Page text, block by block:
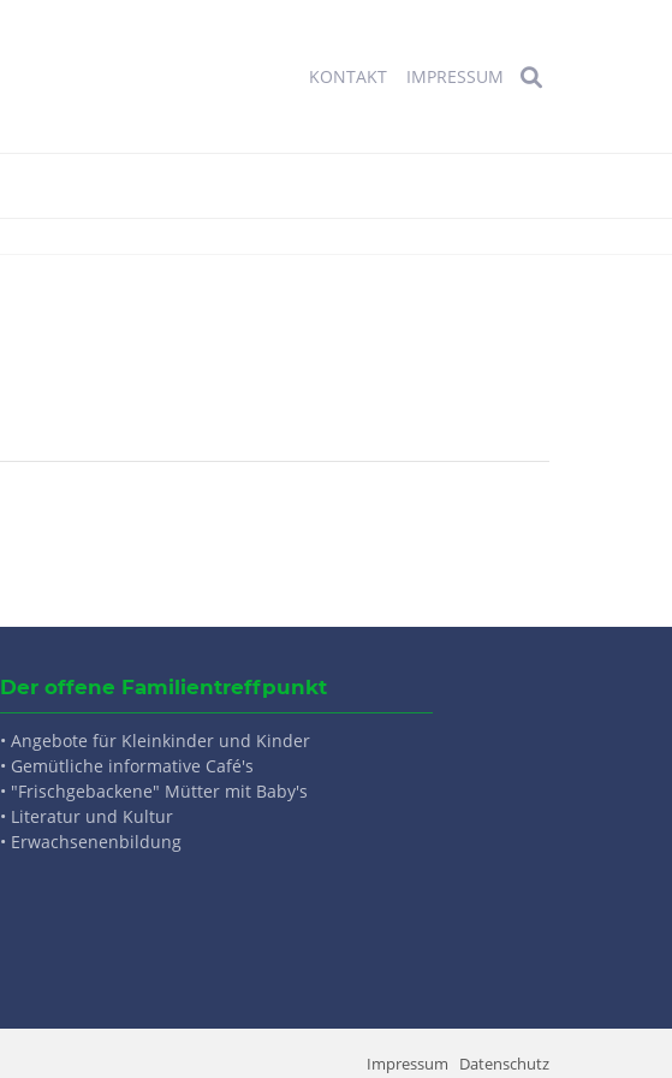
NAVIGATION
KONTAKT IMPRESSUM
Der offene Familientreffpunkt
• Angebote für Kleinkinder und Kinder
• Gemütliche informative Café's
• "Frischgebackene" Mütter mit Baby's
• Literatur und Kultur
• Erwachsenenbildung
Impressum Datenschutz